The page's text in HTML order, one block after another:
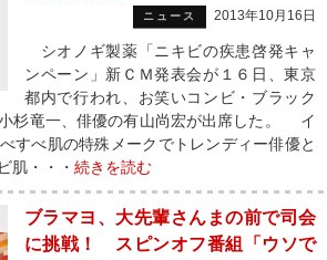
ニュース 2013年10月16日
シオノギ製薬「ニキビの疾患啓発キャ
ンペーン」新ＣＭ発表会が１６日、東京
都内で行われ、お笑いコンビ・ブラック
杉竜一、俳優の有山尚宏が出席した。 イ
すべ肌の特殊メークでトレンディー俳優と
肌・・・ 続きを読む
ブラマヨ、大先輩さんまの前で司会
に挑戦！ スピンオフ番組「ウソで